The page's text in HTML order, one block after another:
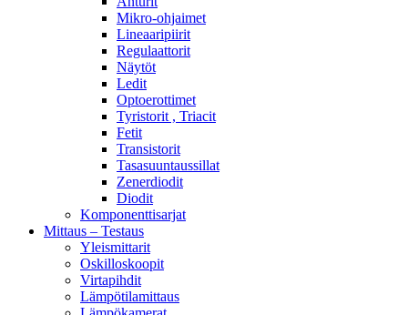
Mikro-ohjaimet
Lineaaripiirit
Regulaattorit
Näytöt
Ledit
Optoerottimet
Tyristorit , Triacit
Fetit
Transistorit
Tasasuuntaussillat
Zenerdiodit
Diodit
Komponenttisarjat
Mittaus – Testaus
Yleismittarit
Oskilloskoopit
Virtapihdit
Lämpötilamittaus